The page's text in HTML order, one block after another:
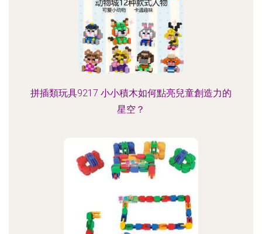
拼插類玩具9217 小小積木如何點亮兒童創造力的
星空？